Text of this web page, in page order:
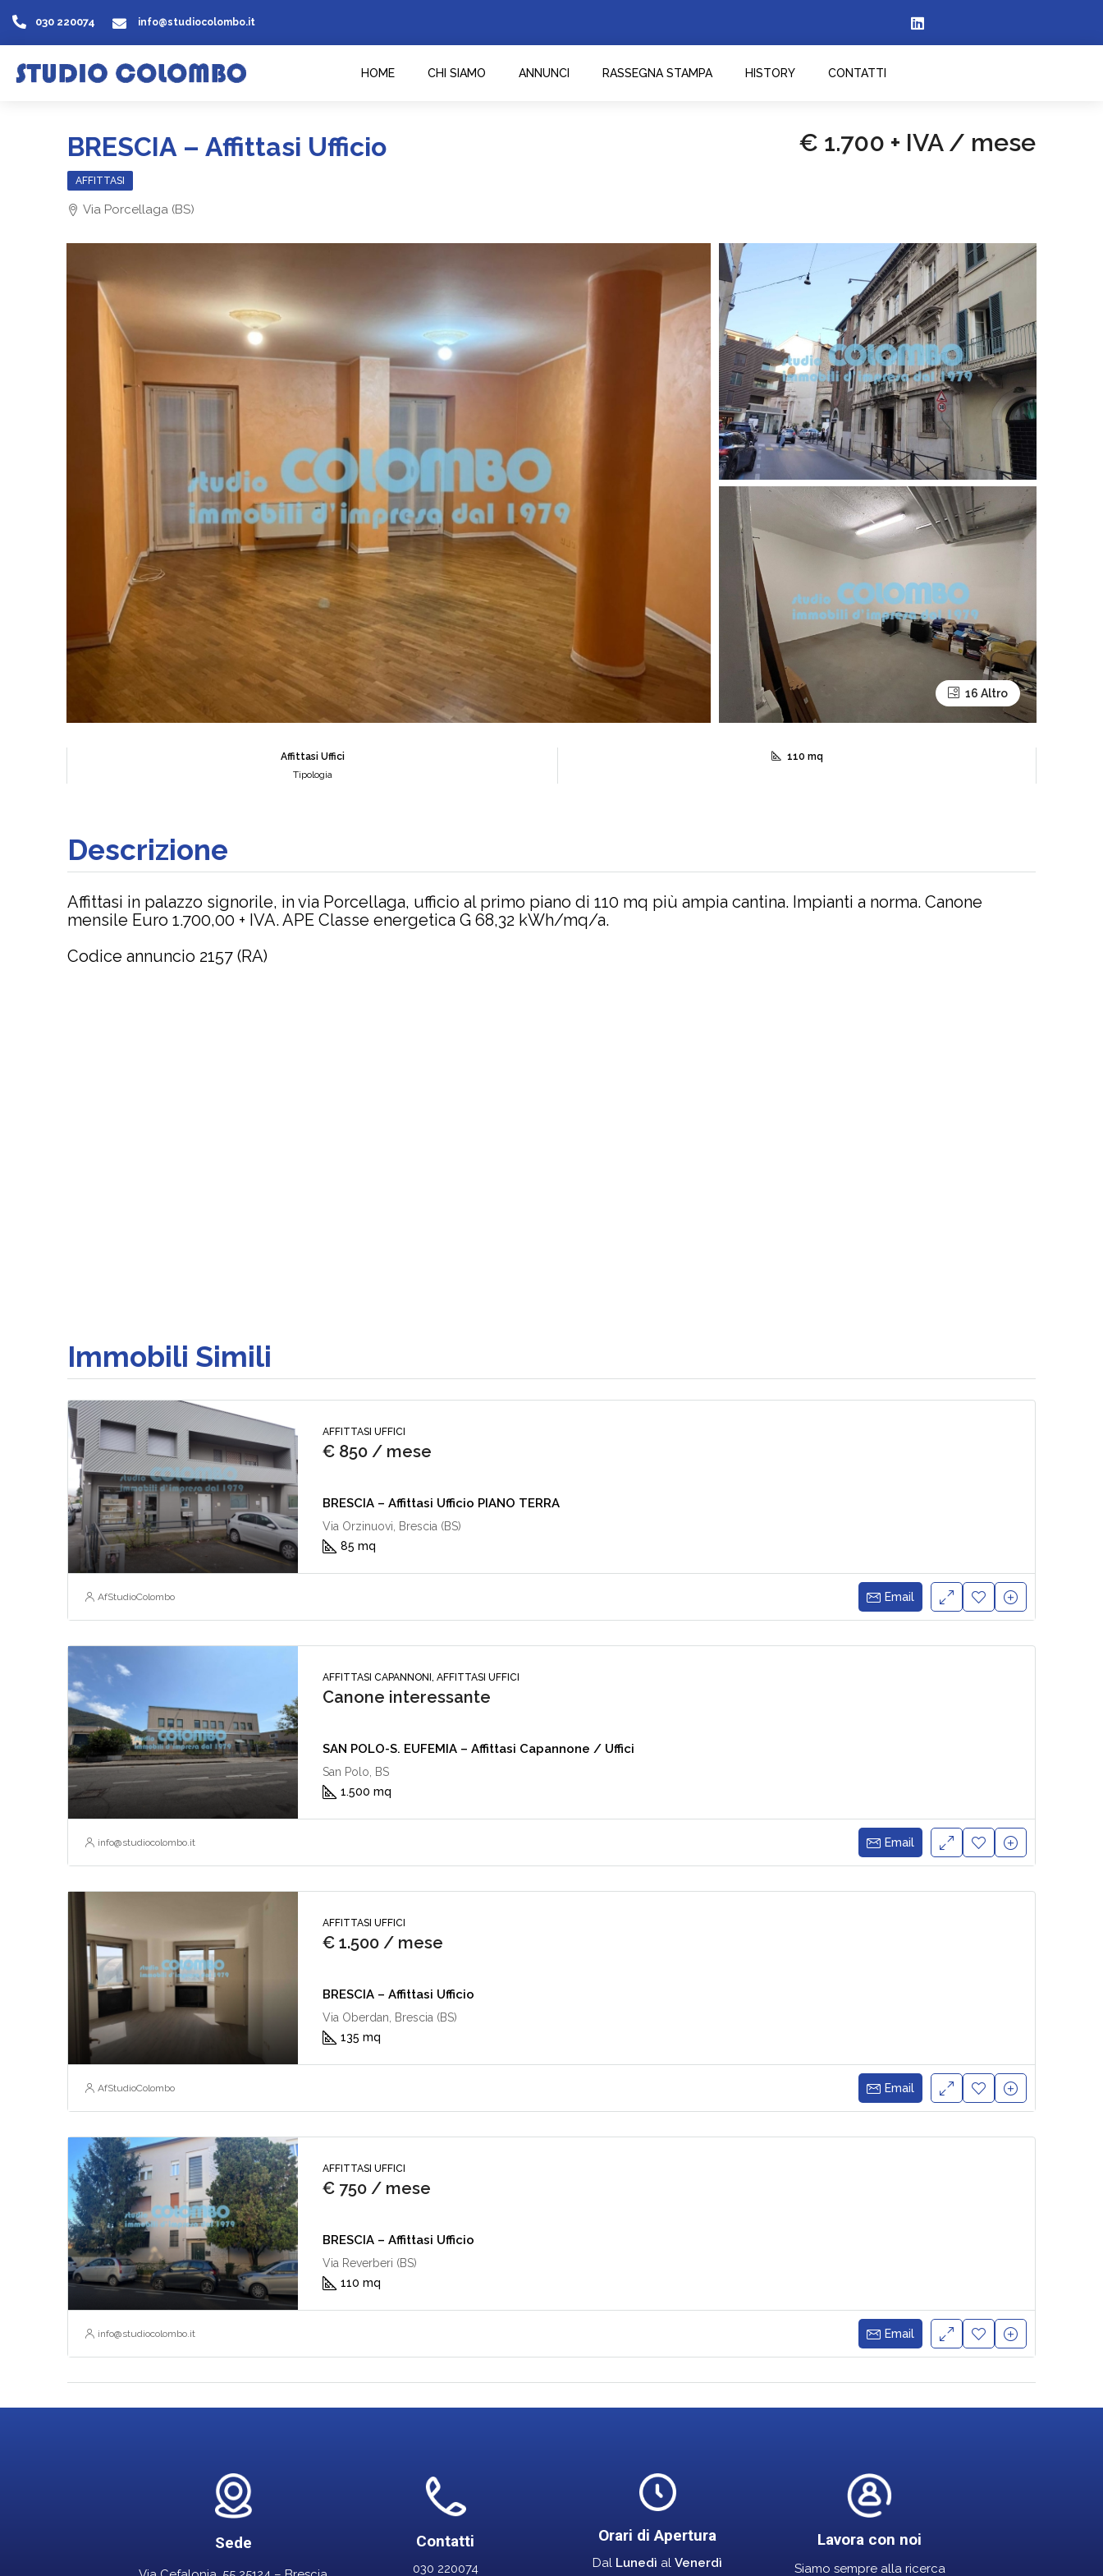
030 220074 info@studiocolombo.it
HOME CHI SIAMO ANNUNCI RASSEGNA STAMPA HISTORY CONTATTI
BRESCIA – Affittasi Ufficio € 1.700 + IVA / mese
AFFITTASI
Via Porcellaga (BS)
16 Altro
Affittasi Uffici
Tipologia
110 mq
Descrizione
Affittasi in palazzo signorile, in via Porcellaga, ufficio al primo piano di 110 mq più ampia cantina. Impianti a norma. Canone
mensile Euro 1.700,00 + IVA. APE Classe energetica G 68,32 kWh/mq/a.
Codice annuncio 2157 (RA)
Immobili Simili
AFFITTASI UFFICI
€ 850 / mese
BRESCIA – Affittasi Ufficio PIANO TERRA
Via Orzinuovi, Brescia (BS)
85 mq
AfStudioColombo Email
AFFITTASI CAPANNONI, AFFITTASI UFFICI
Canone interessante
SAN POLO-S. EUFEMIA – Affittasi Capannone / Uffici
San Polo, BS
1.500 mq
info@studiocolombo.it Email
AFFITTASI UFFICI
€ 1.500 / mese
BRESCIA – Affittasi Ufficio
Via Oberdan, Brescia (BS)
135 mq
AfStudioColombo Email
AFFITTASI UFFICI
€ 750 / mese
BRESCIA – Affittasi Ufficio
Via Reverberi (BS)
110 mq
info@studiocolombo.it Email
Sede Contatti
030 220074
Orari di Apertura
Dal Lunedì alVenerdì
Lavora con noi
Siamo sempre alla ricerca